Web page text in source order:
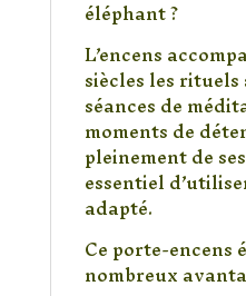
éléphant ?
L’encens
siècles les
séances de
moments de
pleinement de
essentiel
adapté.
Ce porte-encens
nombreux